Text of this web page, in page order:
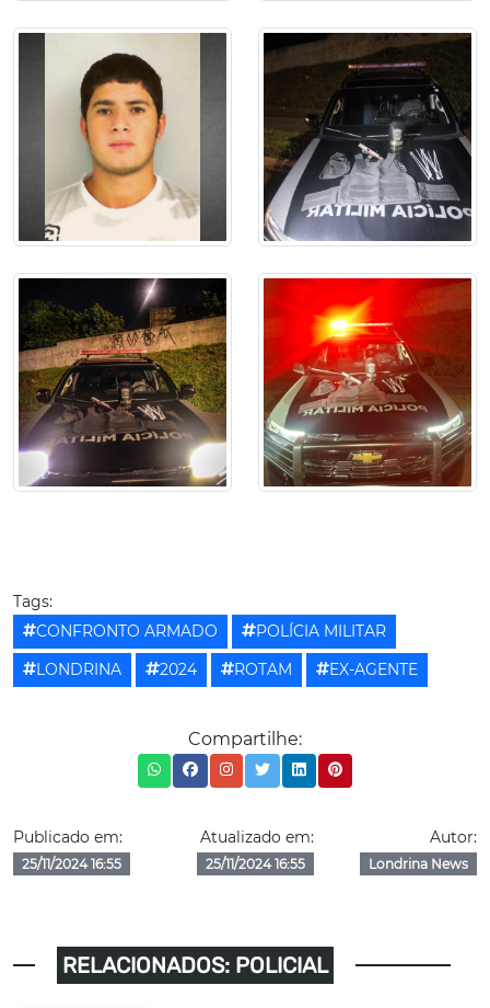
Tags:
CONFRONTO ARMADO
POLÍCIA MILITAR
LONDRINA
2024 ROTAM EX-AGENTE
Compartilhe:
Publicado em:
25/11/2024 16:55
Atualizado em:
25/11/2024 16:55
Autor:
Londrina News
RELACIONADOS: POLICIAL